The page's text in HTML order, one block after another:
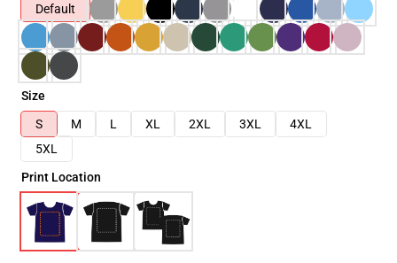
Default
Size
S
M L XL 2XL 3XL
4XL
5XL
Print Location